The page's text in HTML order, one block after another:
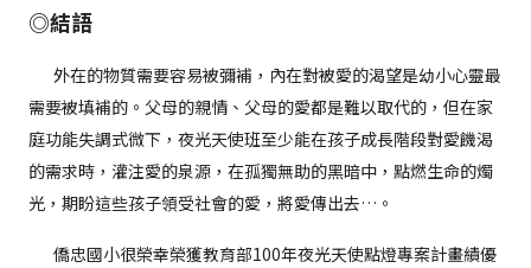
◎結語
外在的物質需要容易被彌補，內在對被愛的渴望是幼小心靈最
需要被填補的。父母的親情、父母的愛都是難以取代的，但在家
庭功能失調式微下，夜光天使班至少能在孩子成長階段對愛饑渴
的需求時，灌注愛的泉源，在孤獨無助的黑暗中，點燃生命的燭
光，期盼這些孩子領受社會的愛，將愛傳出去…。
僑忠國小很榮幸榮獲教育部100年夜光天使點燈專案計畫績優